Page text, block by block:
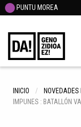
PUNTU MOREA
INICIO
NOVEDADES
IMPUNES : BATALLÓN